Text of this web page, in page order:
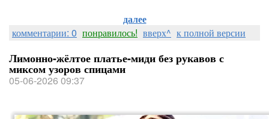
далее
комментарии: 0 понравилось! вверх^ к полной версии
Лимонно-жёлтое платье-миди без рукавов с
миксом узоров спицами
05-06-2026 09:37